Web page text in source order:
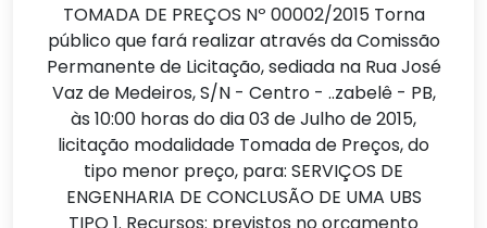
TOMADA DE PREÇOS Nº 00002/2015 Torna
público que fará realizar através da Comissão
Permanente de Licitação, sediada na Rua José
Vaz de Medeiros, S/N - Centro - ..zabelê - PB,
às 10:00 horas do dia 03 de Julho de 2015,
licitação modalidade Tomada de Preços, do
tipo menor preço, para: SERVIÇOS DE
ENGENHARIA DE CONCLUSÃO DE UMA UBS
TIPO 1. Recursos: previstos no orçamento